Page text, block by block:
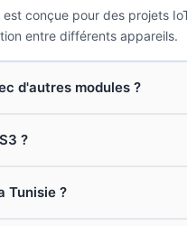
conçue pour des projets
entre différents appareils.
d'autres modules ?
?
Tunisie ?